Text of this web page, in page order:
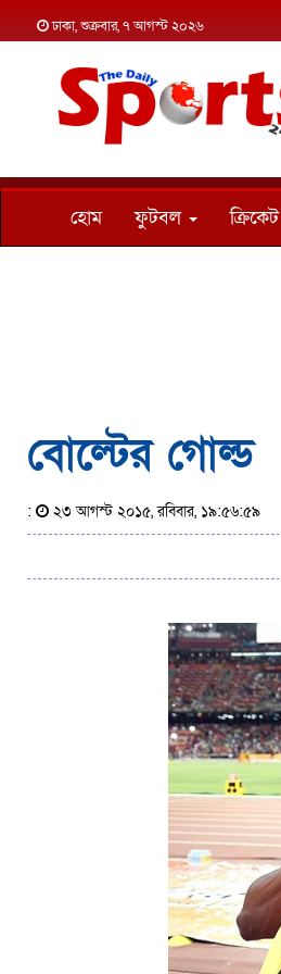
ঢাকা, শুক্রবার, ৭ আগস্ট ২০২৬
হোম ফুটবল ক্রিকেট
বোল্টের গোল্ড
: ২৩ আগস্ট ২০১৫, রবিবার, ১৯:৫৬:৫৯